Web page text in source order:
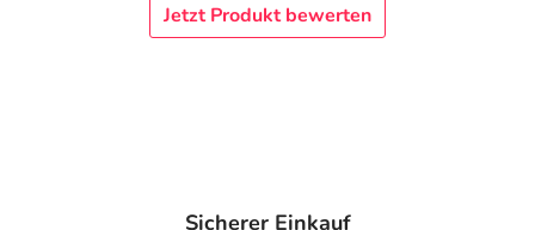
Jetzt Produkt bewerten
Sicherer Einkauf